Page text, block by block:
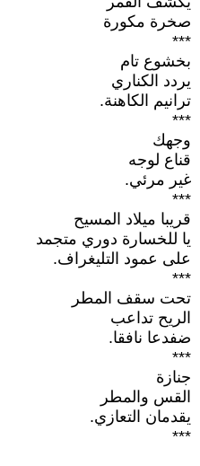
صخرة مكورة
***
بخشوع تام
يردد الكناري
ترانيم الكاهنة.
***
وجهك
قناع لوجه
غير مرئي.
***
قريبا ميلاد المسيح
يا للخسارة دوري متجمد
على عمود التليغراف.
***
تحت سقف المطر
الريح تداعب
ضفدعا نافقا.
***
جنازة
القس والمطر
يقدمان التعازي.
***